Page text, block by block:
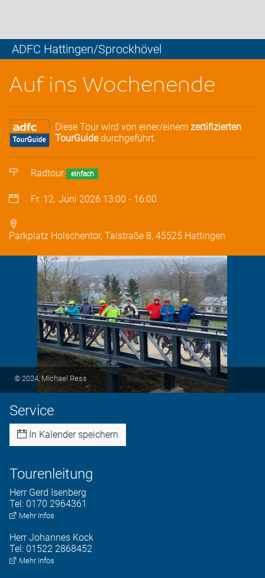
ADFC Hattingen/Sprockhövel
Auf ins Wochenende
Diese Tour wird von einer/einem zertifizierten
TourGuidedurchgeführt.
Radtour einfach
Fr. 12. Juni 2026 13:00 - 16:00
Parkplatz Holschentor, Talstraße 8, 45525 Hattingen
© 2024, Michael Ress
Service
In Kalender speichern
Tourenleitung
Herr Gerd Isenberg
Tel: 0170 2964361
Mehr Infos
Herr Johannes Kock
Tel: 01522 2868452
Mehr Infos